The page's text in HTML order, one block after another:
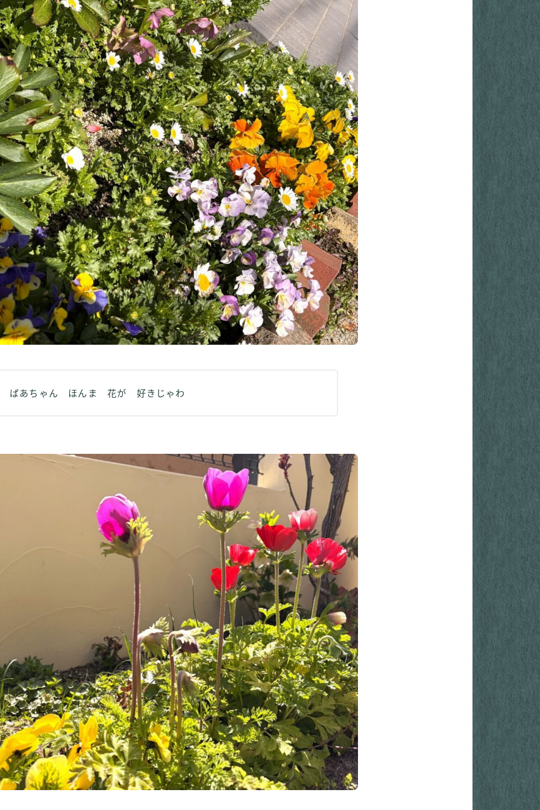
ばあちゃん ほんま 花が 好きじゃわ